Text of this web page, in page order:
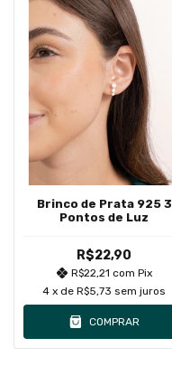
Brinco de Prata 925 3
Pontos de Luz
R$22,90
R$22,21 com Pix
4 x deR$5,73 sem juros
COMPRAR